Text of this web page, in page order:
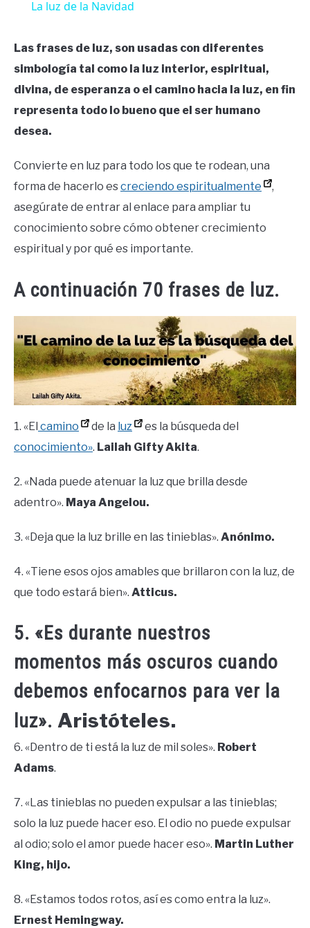
La luz de la Navidad
Las frases de luz, son usadas con diferentes
simbología tal como la luz interior, espiritual,
divina, de esperanza o el camino hacia la luz, en fin
representa todo lo bueno que el ser humano
desea.
Convierte en luz para todo los que te rodean, una
forma de hacerlo escreciendo espiritualmente
,
asegúrate de entrar al enlace para ampliar tu
conocimiento sobre cómo obtener crecimiento
espiritual y por qué es importante.
A continuación 70 frases de luz.
1. «El camino de la luz
es la búsqueda del
conocimiento». Lailah Gifty Akita.
2. «Nada puede atenuar la luz que brilla desde
adentro». Maya Angelou.
3. «Deja que la luz brille en las tinieblas». Anónimo.
4. «Tiene esos ojos amables que brillaron con la luz, de
que todo estará bien». Atticus.
5. «Es durante nuestros
momentos más oscuros cuando
debemos enfocarnos para ver la
luz». Aristóteles.
6. «Dentro de ti está la luz de mil soles». Robert
Adams.
7. «Las tinieblas no pueden expulsar a las tinieblas;
solo la luz puede hacer eso. El odio no puede expulsar
al odio; solo el amor puede hacer eso». Martin Luther
King, hijo.
8. «Estamos todos rotos, así es como entra la luz».
Ernest Hemingway.